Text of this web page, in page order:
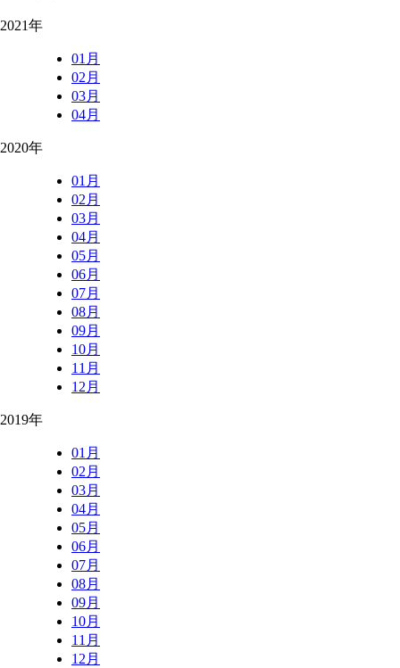
2021年
01月
02月
03月
04月
2020年
01月
02月
03月
04月
05月
06月
07月
08月
09月
10月
11月
12月
2019年
01月
02月
03月
04月
05月
06月
07月
08月
09月
10月
11月
12月